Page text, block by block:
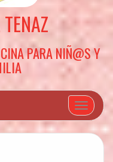
PARA NIÑ@S Y
Cambiar